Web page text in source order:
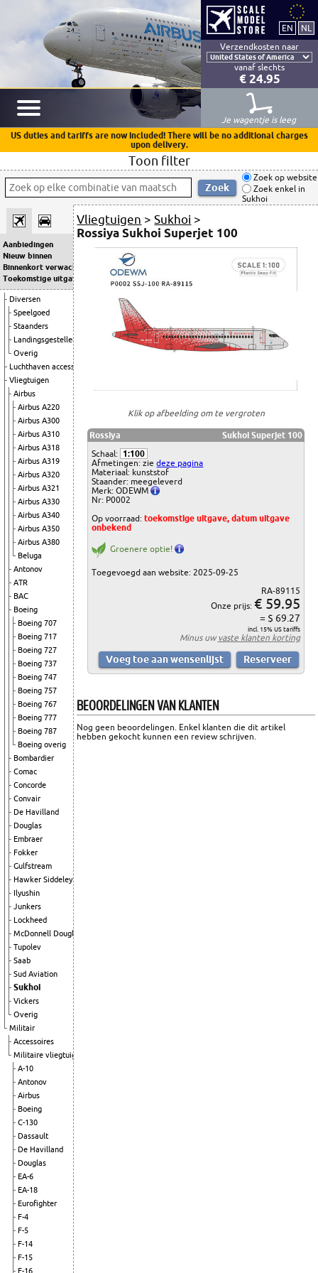
Verzendkosten naar
vanaf slechts
€ 24.95
Je wagentje is leeg
US duties and tariffs are now included! There will be no additional charges
upon delivery.
Toon filter
Zoek op website
Zoek enkel in
Sukhoi
Aanbiedingen
Nieuw binnen
Binnenkort verwacht
Toekomstige uitgaven
Diversen
Speelgoed
Staanders
Landingsgestellen
Overig
Luchthaven accessoires
Vliegtuigen
Airbus
Airbus A220
Airbus A300
Airbus A310
Airbus A318
Airbus A319
Airbus A320
Airbus A321
Airbus A330
Airbus A340
Airbus A350
Airbus A380
Beluga
Antonov
ATR
BAC
Boeing
Boeing 707
Boeing 717
Boeing 727
Boeing 737
Boeing 747
Boeing 757
Boeing 767
Boeing 777
Boeing 787
Boeing overig
Bombardier
Comac
Concorde
Convair
De Havilland
Douglas
Embraer
Fokker
Gulfstream
Hawker Siddeley
Ilyushin
Junkers
Lockheed
McDonnell Douglas
Tupolev
Saab
Sud Aviation
Sukhoi
Vickers
Overig
Militair
Accessoires
Militaire vliegtuigen
A-10
Antonov
Airbus
Boeing
C-130
Dassault
De Havilland
Douglas
EA-6
EA-18
Eurofighter
F-4
F-5
F-14
F-15
F-16
Vliegtuigen >Sukhoi >
Rossiya Sukhoi Superjet 100
Klik op afbeelding om te vergroten
Rossiya
Sukhoi Superjet 100
Schaal:
1:100
Afmetingen: ziedeze pagina
Materiaal: kunststof
Staander: meegeleverd
Merk: ODEWM
Nr: P0002
Op voorraad:toekomstige uitgave, datum uitgave
onbekend
Groenere optie!
Toegevoegd aan website: 2025-09-25
RA-89115
Onze prijs: € 59.95
= $ 69.27
incl. 15% US tariffs
Minus uwvaste klanten korting
BEOORDELINGEN VAN KLANTEN
Nog geen beoordelingen. Enkel klanten die dit artikel
hebben gekocht kunnen een review schrijven.